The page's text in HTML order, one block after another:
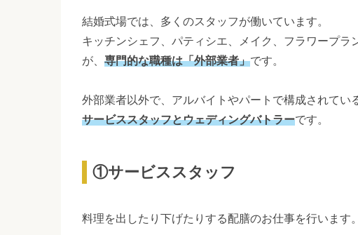
結婚式場では、多くのスタッフが働いています。
キッチンシェフ、パティシエ、メイク、フラワープ
が、 専門的な職種は「外部業者」です。
外部業者以外で、アルバイトやパートで構成されてい
サービススタッフとウェディングバトラーです。
①サービススタッフ
料理を出したり下げたりする配膳のお仕事を行います。